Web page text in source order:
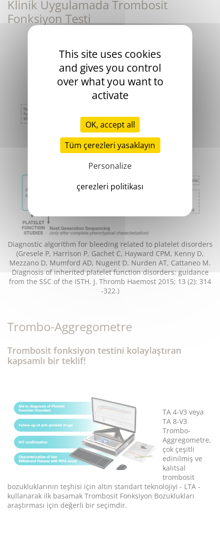
Klinik Uygulamada Trombosit
Fonksiyon Testi
Diagnostic algorithm for bleeding related to platelet disorders
(Gresele P, Harrison P, Gachet C, Hayward CPM, Kenny D,
Mezzano D, Mumford AD, Nugent D, Nurden AT, Cattaneo M.
Diagnosis of inherited platelet function disorders: guidance
from the SSC of the ISTH. J. Thromb Haemost 2015; 13 (2): 314
-322.)
Trombo-Aggregometre
Trombosit fonksiyon testini kolaylaştıran
kapsamlı bir teklif!
TA 4-V3 veya
TA 8-V3
Trombo-
Aggregometre,
çok çeşitli
edinilmiş ve
kalıtsal
trombosit
bozukluklarının teşhisi için altın standart teknolojiyi - LTA -
kullanarak ilk basamak Trombosit Fonksiyon Bozuklukları
araştırması için değerli bir seçimdir.
This site uses cookies
and gives you control
over what you want to
activate
OK, accept all
Tüm çerezleri yasaklayın
Personalize
çerezleri politikası